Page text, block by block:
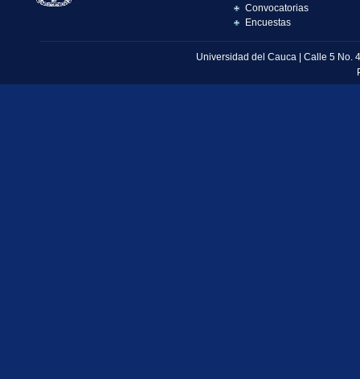
Convocatorias
Encuestas
Universidad del Cauca | Calle 5 No.